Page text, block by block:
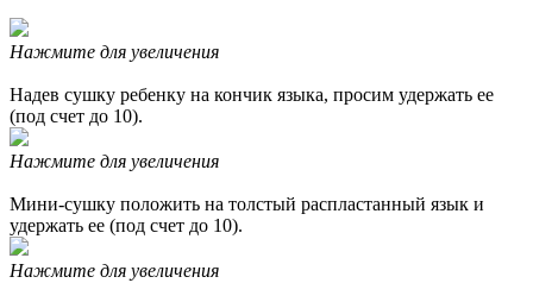
Нажмите для увеличения
Надев сушку ребенку на кончик языка, просим удержать ее
(под счет до 10).
Нажмите для увеличения
Мини-сушку положить на толстый распластанный язык и
удержать ее (под счет до 10).
Нажмите для увеличения